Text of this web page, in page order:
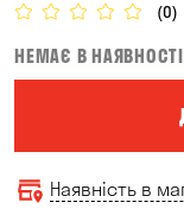
(0)
НЕМАЄ В НАЯВНОСТІ
Наявність в